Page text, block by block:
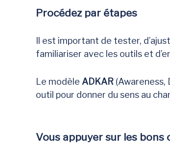
Procédez par étapes
Il est important de tester,
familiariser avec les outils et
Le modèle ADKAR
outil pour donner du sens au
Vous appuyer sur les bons